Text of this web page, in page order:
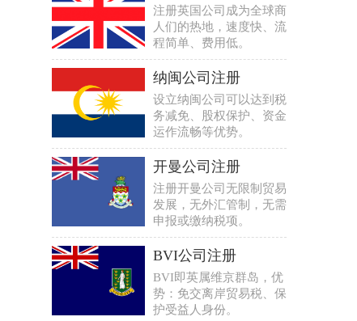
注册英国公司成为全球商
人们的热地，速度快、流
程简单、费用低。
纳闽公司注册
设立纳闽公司可以达到税
务减免、股权保护、资金
运作流畅等优势。
开曼公司注册
注册开曼公司无限制贸易
发展，无外汇管制，无需
申报或缴纳税项。
BVI公司注册
BVI即英属维京群岛，优
势：免交离岸贸易税、保
护受益人身份。